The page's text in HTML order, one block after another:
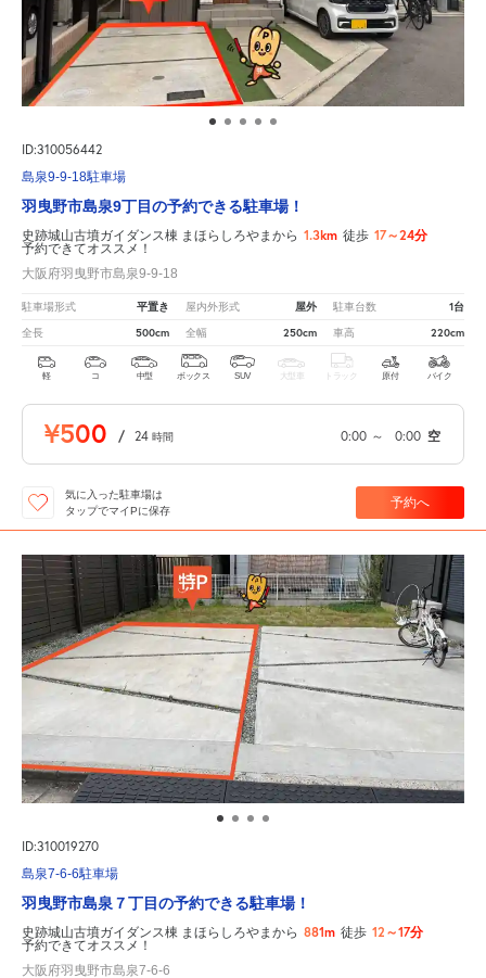
ID:310056442
島泉9-9-18駐車場
羽曳野市島泉9丁目の予約できる駐車場！
史跡城山古墳ガイダンス棟 まほらしろやまから 1.3km 徒歩 17～24分
予約できてオススメ！
大阪府羽曳野市島泉9-9-18
駐車場形式 平置き 屋内外形式 屋外 駐車台数 1台
全長 500cm 全幅 250cm 車高 220cm
軽 コ 中型 ボックス SUV 大型車 トラック 原付 バイク
¥500 / 24 時間 0:00 ～ 0:00 空
気に入った駐車場は
タップでマイPに保存
予約へ
ID:310019270
島泉7-6-6駐車場
羽曳野市島泉７丁目の予約できる駐車場！
史跡城山古墳ガイダンス棟 まほらしろやまから 881m 徒歩 12～17分
予約できてオススメ！
大阪府羽曳野市島泉7-6-6